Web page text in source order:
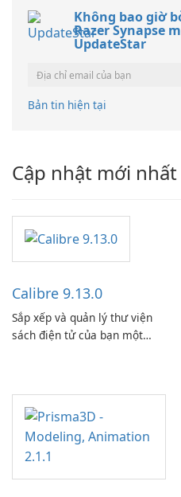
Không bao giờ
Razer Synapse
UpdateStar
Bản tin hiện tại
Cập nhật mới nhất
Calibre 9.13.0
Sắp xếp và quản lý thư viện
sách điện tử của bạn một